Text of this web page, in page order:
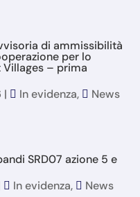
di ammissibilità
per lo
– prima
| In evidenza, News
SRD07 azione 5 e
In evidenza, News